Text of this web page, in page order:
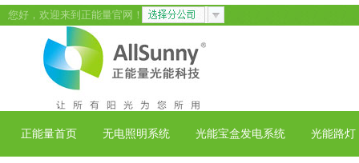
您好，欢迎来到正能量官网！
正能量首页 无电照明系统 光能宝盒发电系统 光能路灯